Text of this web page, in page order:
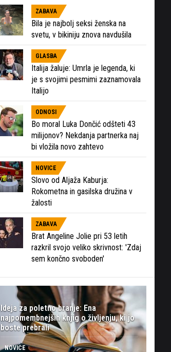
ZABAVA
Bila je najbolj seksi ženska na
svetu, v bikiniju znova navdušila
GLASBA
Italija žaluje: Umrla je legenda, ki
je s svojimi pesmimi zaznamovala
Italijo
ODNOSI
Bo moral Luka Dončić odšteti 43
milijonov? Nekdanja partnerka naj
bi vložila novo zahtevo
NOVICE
Slovo od Aljaža Kaburja:
Rokometna in gasilska družina v
žalosti
ZABAVA
Brat Angeline Jolie pri 53 letih
razkril svojo veliko skrivnost: 'Zdaj
sem končno svoboden'
Ideja za poletno branje: Ena
najpomembnejših knjig o življenju, ki jo
boste prebrali
NOVICE